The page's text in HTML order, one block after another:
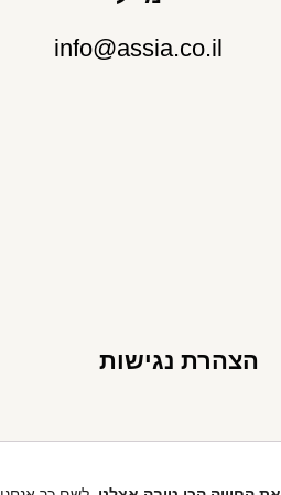
info@assia.co.il
הצהרת נגישות